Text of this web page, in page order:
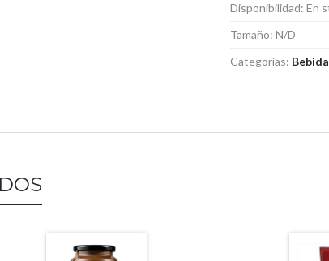
Disponibilidad: En
Tamaño: N/D
Categorías: